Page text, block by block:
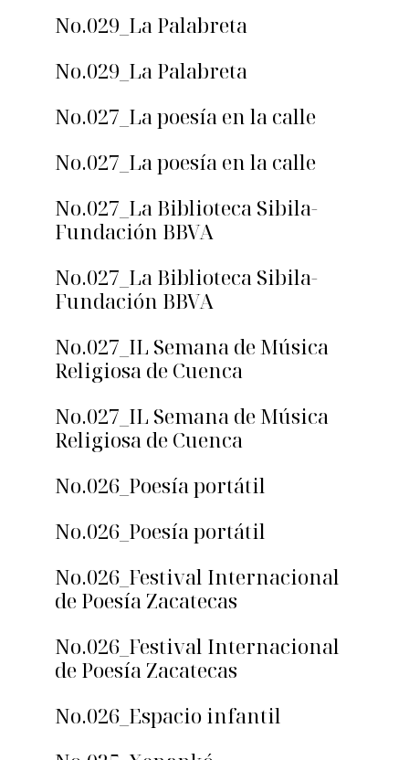
No.029_La Palabreta
No.029_La Palabreta
No.027_La poesía en la calle
No.027_La poesía en la calle
No.027_La Biblioteca Sibila-
Fundación BBVA
No.027_La Biblioteca Sibila-
Fundación BBVA
No.027_IL Semana de Música
Religiosa de Cuenca
No.027_IL Semana de Música
Religiosa de Cuenca
No.026_Poesía portátil
No.026_Poesía portátil
No.026_Festival Internacional
de Poesía Zacatecas
No.026_Festival Internacional
de Poesía Zacatecas
No.026_Espacio infantil